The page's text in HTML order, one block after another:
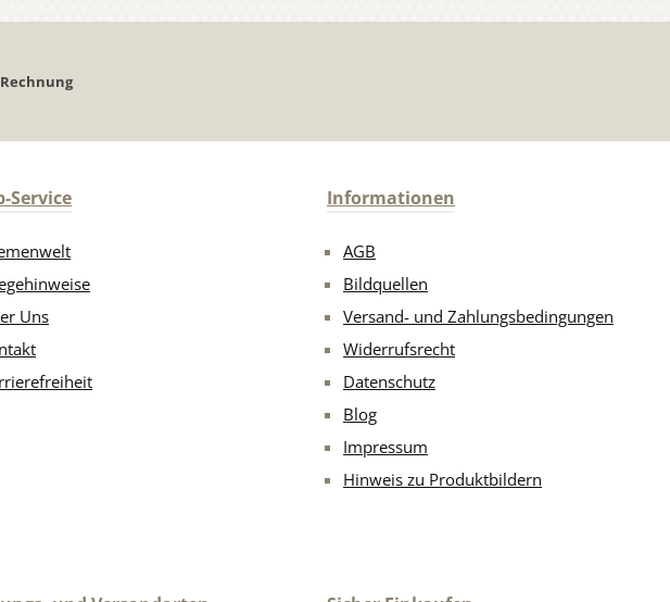
Service
Uns
Informationen
AGB
Bildquellen
Versand- und Zahlungsbedingungen
Widerrufsrecht
Datenschutz
Blog
Impressum
Hinweis zu Produktbildern